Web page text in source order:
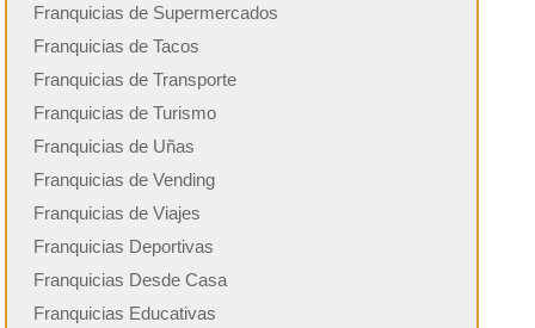
Franquicias de Supermercados
Franquicias de Tacos
Franquicias de Transporte
Franquicias de Turismo
Franquicias de Uñas
Franquicias de Vending
Franquicias de Viajes
Franquicias Deportivas
Franquicias Desde Casa
Franquicias Educativas